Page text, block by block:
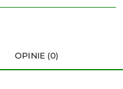
OPINIE (0)